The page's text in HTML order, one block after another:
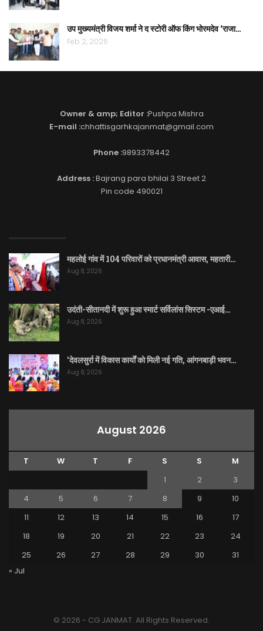
उप मुख्यमंत्री विजय शर्मा ने द स्टोरी ऑफ किंग भोरमदेव ‘राजा…
Feb 2, 2026
Owner & amp; Editor :Pushpa Mishra
E-mail :chhattisgarhkajanmat@gmail.com
Phone :9893378442
Address :Bajrang para bhilai 3 Street 2
Pin code 490021
महलोई गांव में 104 परिवारों को प्रधानमंत्री आवास, महतारी…
Aug 8, 2026
उदंती-सीतानदी में शुरू हुआ स्मार्ट सर्विलांस सिस्टम -एआई…
Aug 8, 2026
’देवलसुर्रा में विकास कार्यों को मिली नई गति, आंगनबाड़ी भवन…
Aug 8, 2026
August 2026
T W T F S S
M
1
2
3
4
5 6 7 8 9
10
11
12 13 14 15 16
17
18
19 20 21 22 23
24
25
26 27 28 29 30
31
« Jul
© 2026 - CG JANMAT. All Rights Reserved.